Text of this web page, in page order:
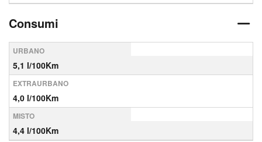
Consumi
URBANO
5,1 l/100Km
EXTRAURBANO
4,0 l/100Km
MISTO
4,4 l/100Km